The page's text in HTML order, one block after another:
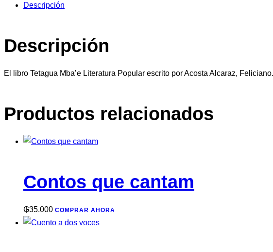
PopularDescripción
Descripción
El libro Tetagua Mba’e Literatura Popular escrito por Acosta Alcaraz, Feliciano.
Productos relacionados
Contos que cantam
₲35.000 COMPRAR AHORA